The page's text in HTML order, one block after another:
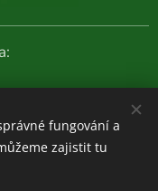
fungování a
zajistit tu